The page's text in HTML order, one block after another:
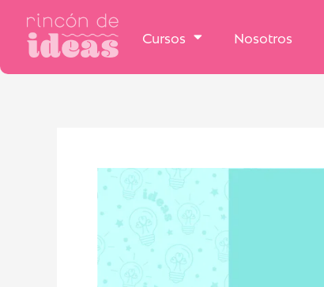
Cursos Nosotros